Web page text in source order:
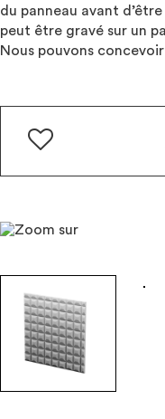
du panneau avant
peut être gravé sur un
Nous pouvons